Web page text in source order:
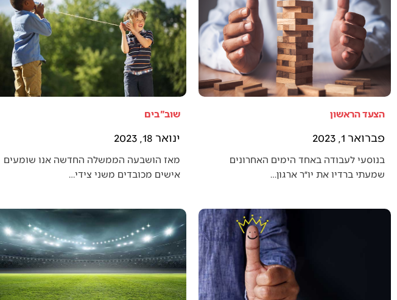
הצעד הראשון
פברואר 1, 2023
בנוסעי לעבודה באחד הימים האחרונים
שמעתי ברדיו את יו״ר ארגון…
שוב"בים
ינואר 18, 2023
מאז הושבעה הממשלה החדשה אנו שומעים
אישים מכובדים משני צידי…